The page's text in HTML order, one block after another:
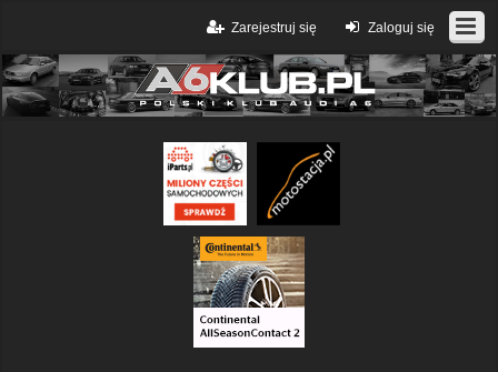
Zaloguj się
Zarejestruj się